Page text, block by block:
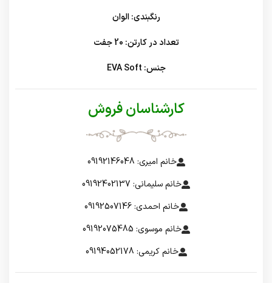
رنگبندی: الوان
تعداد در کارتن: 20 جفت
جنس: EVA Soft
کارشناسان فروش
خانم امیری: 09192146048
خانم سلیمانی: 09192402137
خانم احمدی: 09192507146
خانم موسوی: 09192075485
خانم کریمی: 09194052178